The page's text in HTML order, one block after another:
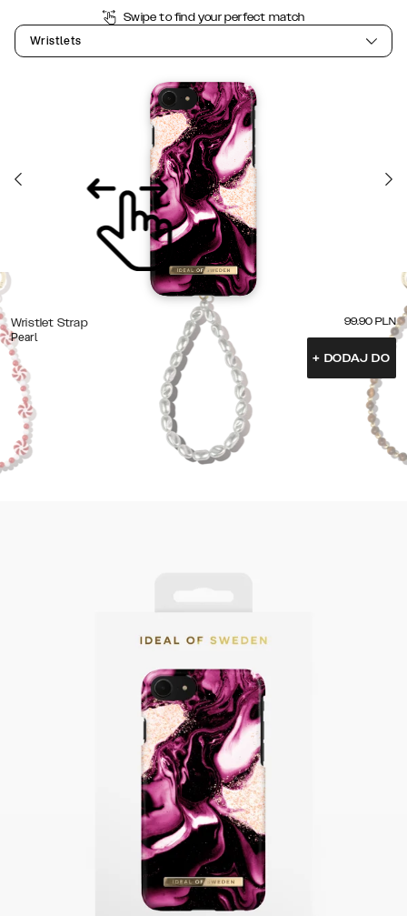
Swipe to find your perfect match
Wristlets
Wristlet Strap
Pearl
99.90 PLN
+ DODAJ DO